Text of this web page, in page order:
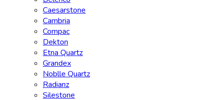
Caesarstone
Cambria
Compac
Dekton
Etna Quartz
Grandex
Noblle Quartz
Radianz
Silestone